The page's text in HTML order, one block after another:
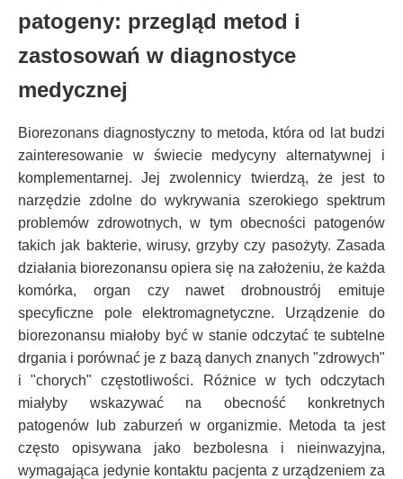
patogeny: przegląd metod i
zastosowań w diagnostyce
medycznej
Biorezonans diagnostyczny to metoda, która od lat budzi
zainteresowanie w świecie medycyny alternatywnej i
komplementarnej. Jej zwolennicy twierdzą, że jest to
narzędzie zdolne do wykrywania szerokiego spektrum
problemów zdrowotnych, w tym obecności patogenów
takich jak bakterie, wirusy, grzyby czy pasożyty. Zasada
działania biorezonansu opiera się na założeniu, że każda
komórka, organ czy nawet drobnoustrój emituje
specyficzne pole elektromagnetyczne. Urządzenie do
biorezonansu miałoby być w stanie odczytać te subtelne
drgania i porównać je z bazą danych znanych "zdrowych"
i "chorych" częstotliwości. Różnice w tych odczytach
miałyby wskazywać na obecność konkretnych
patogenów lub zaburzeń w organizmie. Metoda ta jest
często opisywana jako bezbolesna i nieinwazyjna,
wymagająca jedynie kontaktu pacjenta z urządzeniem za